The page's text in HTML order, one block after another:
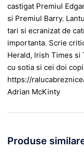
castigat Premiul
si Premiul Barry.
tari si ecranizat de
importanta. Scrie
Herald, lrish Times si
cu sotia si cei doi
https://
Adrian McKinty
Produse